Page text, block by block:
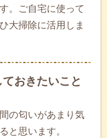
。ご自宅に使って
大掃除に活用しま
おきたいこと
の匂いがあまり気
と思います。